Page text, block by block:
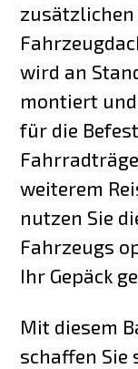
wird an
montiert
für die
weiterem
nutzen Sie
Fahrzeugs
Ihr Gepäck
Mit diesem
schaffen Sie